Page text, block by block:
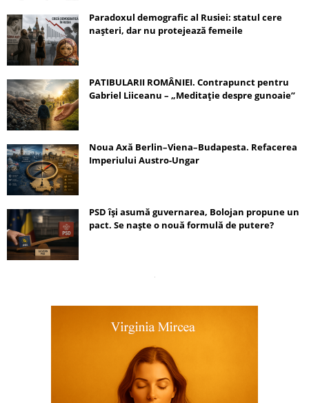
Paradoxul demografic al Rusiei: statul cere
nașteri, dar nu protejează femeile
PATIBULARII ROMÂNIEI. Contrapunct pentru
Gabriel Liiceanu – „Meditație despre gunoaie”
Noua Axă Berlin–Viena–Budapesta. Refacerea
Imperiului Austro-Ungar
PSD își asumă guvernarea, Bolojan propune un
pact. Se naște o nouă formulă de putere?